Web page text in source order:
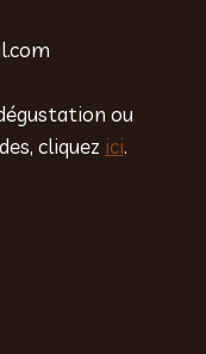
ou
cliquez ici.